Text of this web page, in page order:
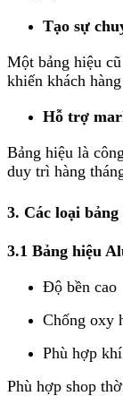
Tạo sự
Một bảng hiệu
khiến khách
Hỗ trợ
Bảng hiệu là
duy trì hàng
3. Các loại
3.1 Bảng hiệu
Độ bền cao
Chống oxy
Phù hợp
Phù hợp shop